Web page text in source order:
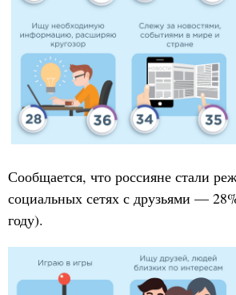
Сообщается, что россияне стали
социальных сетях с друзьями —
году).